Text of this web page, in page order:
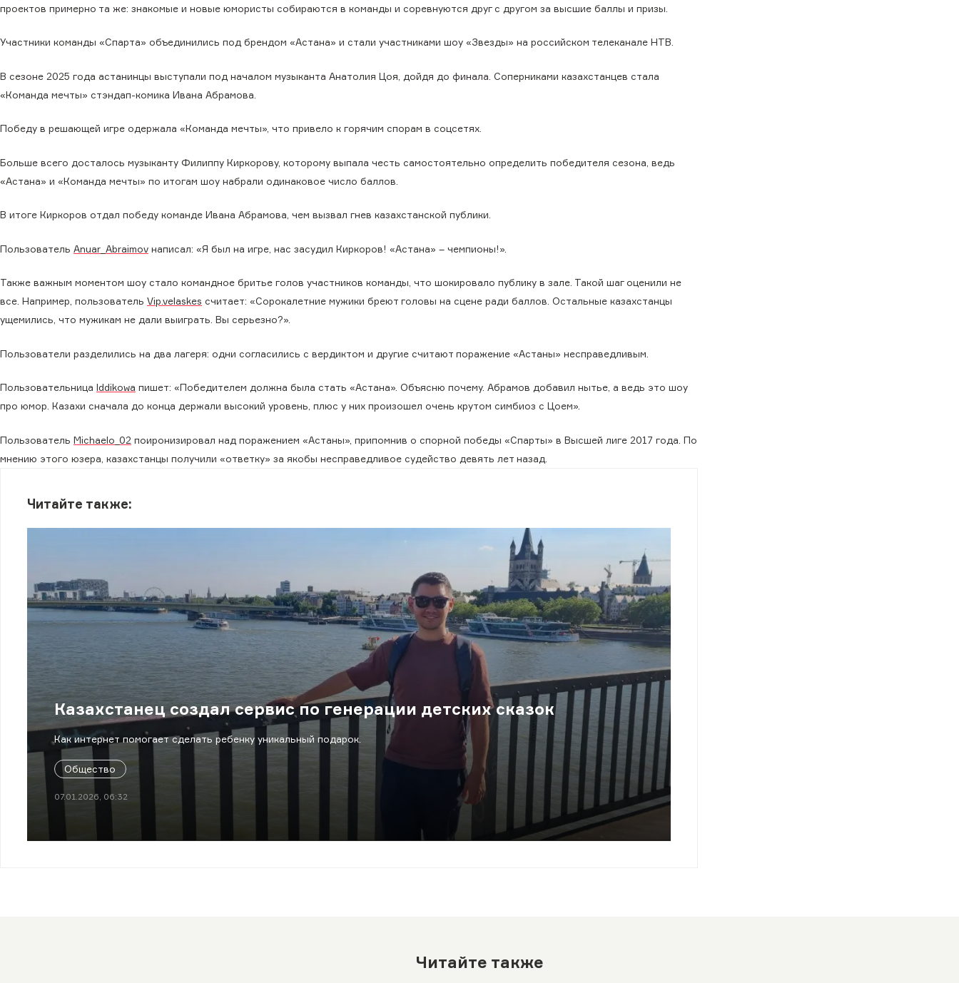
проектов примерно та же: знакомые и новые юмористы собираются в команды и соревнуются друг с другом за высшие баллы и призы.
Участники команды «Спарта» объединились под брендом «Астана» и стали участниками шоу «Звезды» на российском телеканале НТВ.
В сезоне 2025 года астанинцы выступали под началом музыканта Анатолия Цоя, дойдя до финала. Соперниками казахстанцев стала
«Команда мечты» стэндап-комика Ивана Абрамова.
Победу в решающей игре одержала «Команда мечты», что привело к горячим спорам в соцсетях.
Больше всего досталось музыканту Филиппу Киркорову, которому выпала честь самостоятельно определить победителя сезона, ведь
«Астана» и «Команда мечты» по итогам шоу набрали одинаковое число баллов.
В итоге Киркоров отдал победу команде Ивана Абрамова, чем вызвал гнев казахстанской публики.
Пользователь Anuar_Abraimov написал: «Я был на игре, нас засудил Киркоров! «Астана» – чемпионы!».
Также важным моментом шоу стало командное бритье голов участников команды, что шокировало публику в зале. Такой шаг оценили не
все. Например, пользователь Vip.velaskes считает: «Сорокалетние мужики бреют головы на сцене ради баллов. Остальные казахстанцы
ущемились, что мужикам не дали выиграть. Вы серьезно?».
Пользователи разделились на два лагеря: одни согласились с вердиктом и другие считают поражение «Астаны» несправедливым.
Пользовательница Iddikowa пишет: «Победителем должна была стать «Астана». Объясню почему. Абрамов добавил нытье, а ведь это шоу
про юмор. Казахи сначала до конца держали высокий уровень, плюс у них произошел очень крутом симбиоз с Цоем».
Пользователь Michaelo_02 поиронизировал над поражением «Астаны», припомнив о спорной победы «Спарты» в Высшей лиге 2017 года. По
мнению этого юзера, казахстанцы получили «ответку» за якобы несправедливое судейство девять лет назад.
Читайте также:
Казахстанец создал сервис по генерации детских сказок
Как интернет помогает сделать ребенку уникальный подарок.
Общество
07.01.2026, 06:32
Читайте также